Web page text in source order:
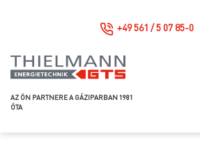
AZ ÖN PARTNERE A GÁZIPARBAN 1981
ÓTA
+49 561 / 5 07 85-0